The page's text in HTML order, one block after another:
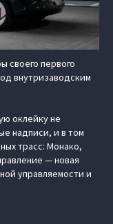
своего первого
внутризаводским
оклейку не
надписи, и в том
трасс: Монако,
— новая
управляемости и